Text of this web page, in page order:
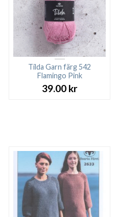
Tilda Garn färg 542
Flamingo Pink
39.00 kr